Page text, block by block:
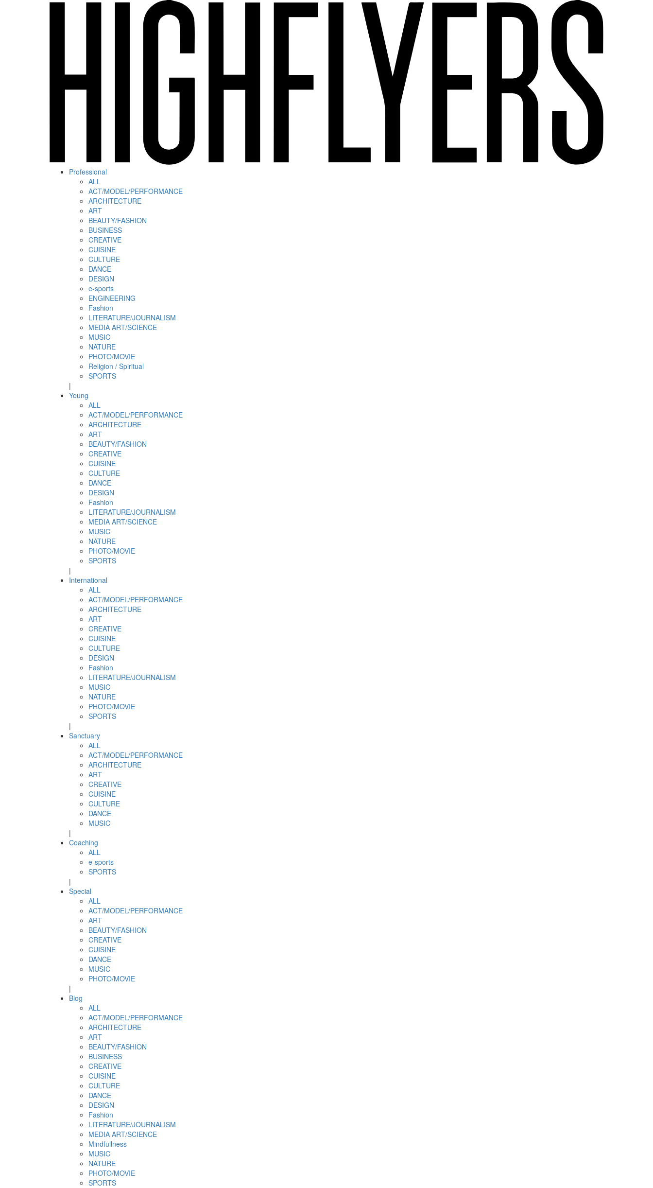
Professional
ALL
ACT/MODEL/PERFORMANCE
ARCHITECTURE
ART
BEAUTY/FASHION
BUSINESS
CREATIVE
CUISINE
CULTURE
DANCE
DESIGN
e-sports
ENGINEERING
Fashion
LITERATURE/JOURNALISM
MEDIA ART/SCIENCE
MUSIC
NATURE
PHOTO/MOVIE
Religion / Spiritual
SPORTS
|
Young
ALL
ACT/MODEL/PERFORMANCE
ARCHITECTURE
ART
BEAUTY/FASHION
CREATIVE
CUISINE
CULTURE
DANCE
DESIGN
Fashion
LITERATURE/JOURNALISM
MEDIA ART/SCIENCE
MUSIC
NATURE
PHOTO/MOVIE
SPORTS
|
International
ALL
ACT/MODEL/PERFORMANCE
ARCHITECTURE
ART
CREATIVE
CUISINE
CULTURE
DESIGN
Fashion
LITERATURE/JOURNALISM
MUSIC
NATURE
PHOTO/MOVIE
SPORTS
|
Sanctuary
ALL
ACT/MODEL/PERFORMANCE
ARCHITECTURE
ART
CREATIVE
CUISINE
CULTURE
DANCE
MUSIC
|
Coaching
ALL
e-sports
SPORTS
|
Special
ALL
ACT/MODEL/PERFORMANCE
ART
BEAUTY/FASHION
CREATIVE
CUISINE
DANCE
MUSIC
PHOTO/MOVIE
|
Blog
ALL
ACT/MODEL/PERFORMANCE
ARCHITECTURE
ART
BEAUTY/FASHION
BUSINESS
CREATIVE
CUISINE
CULTURE
DANCE
DESIGN
Fashion
LITERATURE/JOURNALISM
MEDIA ART/SCIENCE
Mindfullness
MUSIC
NATURE
PHOTO/MOVIE
SPORTS